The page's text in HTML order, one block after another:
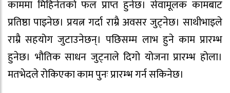
काममा मिहिनेतको फल प्राप्त हुनेछ। सेवामूलक कामबाट
प्रतिष्ठा पाइनेछ। प्रयत्न गर्दा राम्रै अवसर जुट्नेछ। साथीभाइले
राम्रै सहयोग जुटाउनेछन्। पछिसम्म लाभ हुने काम प्रारम्भ
हुनेछ। भौतिक साधन जुट्नाले दिगो योजना प्रारम्भ होला।
मतभेदले रोकिएका काम पुनः प्रारम्भ गर्न सकिनेछ।